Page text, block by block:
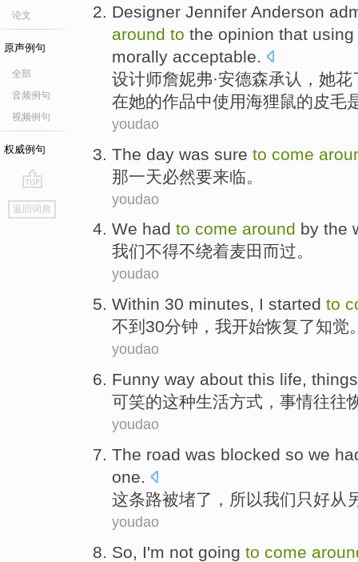
论文
原声例句
全部
音频例句
视频例句
权威例句
go
top
返回词典
Designer Jennifer Anderson
around to the opinion that
morally acceptable.
设计师詹妮弗·安德森承认，她
在她的作品中使用海狸鼠的皮毛
youdao
The day was sure to come
那一天必然要来临 。
youdao
We had to come around by the
我们不得不绕着麦田而过。
youdao
Within 30 minutes, I started to
不到 30分钟 ， 我开始恢复了知觉
youdao
Funny way about this life, things
可笑的这种生活方式， 事情往往
youdao
The road was blocked so we
one.
这条路被堵了 ， 所以我们 只好从
youdao
So, I'm not going to come